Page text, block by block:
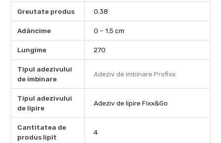
Greutate produs 0.38
Adâncime 0 – 1.5 cm
Lungime 270
Tipul adezivului
de imbinare
Adeziv de imbinare Profixx
Tipul adezivului
de lipire
Adeziv de lipire Fixx&Go
Cantitatea de
produs lipit
4